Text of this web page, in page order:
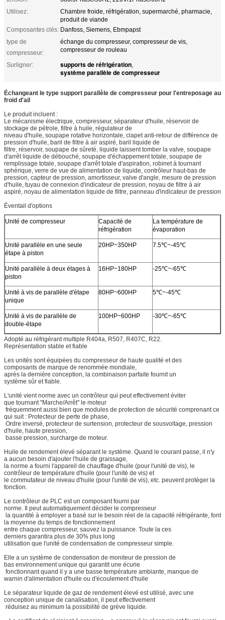
Utilisez:
Chambre froide, réfrigération, supermarché, pharmacie,
produit de viande
Composantes clés: Danfoss, Siemens, Ebmpapst
type de
compresseur:
échange du compresseur, compresseur de vis,
compresseur de rouleau
Surligner: supports de réfrigération,
système parallèle de compresseur
Échangeant le type support parallèle de compresseur pour l'entreposage au
froid d'ail
Le produit incluent :
Le mécanisme électrique, compresseur, séparateur d'huile, réservoir de
stockage de pétrole, filtre à huile, régulateur de
niveau d'huile, soupape rotative horizontale, clapet anti-retour de différence de
pression d'huile, baril de filtre à air aspiré, baril liquide de
filtre, réservoir, soupape de sûreté, liquide laissent tomber la valve, soupape
d'arrêt liquide de débouché, soupape d'échappement totale, soupape de
remplissage totale, soupape d'arrêt totale d'aspiration, robinet à tournant
sphérique, verre de vue de alimentation de liquide, contrôleur haut-bas de
pression, capteur de pression, amortisseur, valve d'angle, mesure de pression
d'huile, tuyau de connexion d'indicateur de pression, noyau de filtre à air
aspiré, noyau de alimentation liquide de filtre, panneau d'indicateur de pression
Éventail d'options
Unité de compresseur
Capacité de
réfrigération
La température de
évaporation
Unité parallèle en une seule
étape à piston
20HP~350HP 7.5℃~-45℃
Unité parallèle à deux étages à
piston
16HP~180HP -25℃~-65℃
Unité à vis de parallèle d'étape
unique
80HP~600HP 5℃~-45℃
Unité à vis de parallèle de
double-étape
100HP~600HP -30℃~-65℃
Adopté au réfrigérant multiple R404a, R507, R407C, R22.
Représentation stable et fiable
Les unités sont équipées du compresseur de haute qualité et des
composants de marque de renommée mondiale,
après la dernière conception, la combinaison parfaite fournit un
système sûr et fiable.
L'unité vient norme avec un contrôleur qui peut effectivement éviter
que tournant "Marche/Arrêt" le moteur
fréquemment aussi bien que modules de protection de sécurité comprenant ce
qui suit : Protecteur de perte de phase,
Ordre inversé, protecteur de surtension, protecteur de sousvoltage, pression
d'huile, haute pression,
basse pression, surcharge de moteur.
Huile de rendement élevé séparant le système. Quand le courant passe, il n'y
a aucun besoin d'ajouter l'huile de graissage,
la norme a fourni l'appareil de chauffage d'huile (pour l'unité de vis), le
contrôleur de température d'huile (pour l'unité de vis) et
le commutateur de niveau d'huile (pour l'unité de vis), etc. peuvent protéger la
fonction.
Le contrôleur de PLC est un composant fourni par
norme. Il peut automatiquement décider le compresseur
la quantité à employer a basé sur le besoin réel de la capacité réfrigérante, font
la moyenne du temps de fonctionnement
entre chaque compresseur, sauvez la puissance. Toute la ces
derniers garantira plus de 30% plus long
utilisation que l'unité de condensation de compresseur simple.
Elle a un système de condensation de moniteur de pression de
bas environnement unique qui garantit une écurie
fonctionnant quand il y a une basse température ambiante, manque de
warnin d'alimentation d'huile ou d'écoulement d'huile
Le séparateur liquide de gaz de rendement élevé est utilisé, avec une
conception unique de canalisation, il peut effectivement
réduisez au minimum la possibilité de grève liquide.